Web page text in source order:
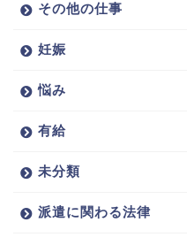
その他の仕事
妊娠
悩み
有給
未分類
派遣に関わる法律